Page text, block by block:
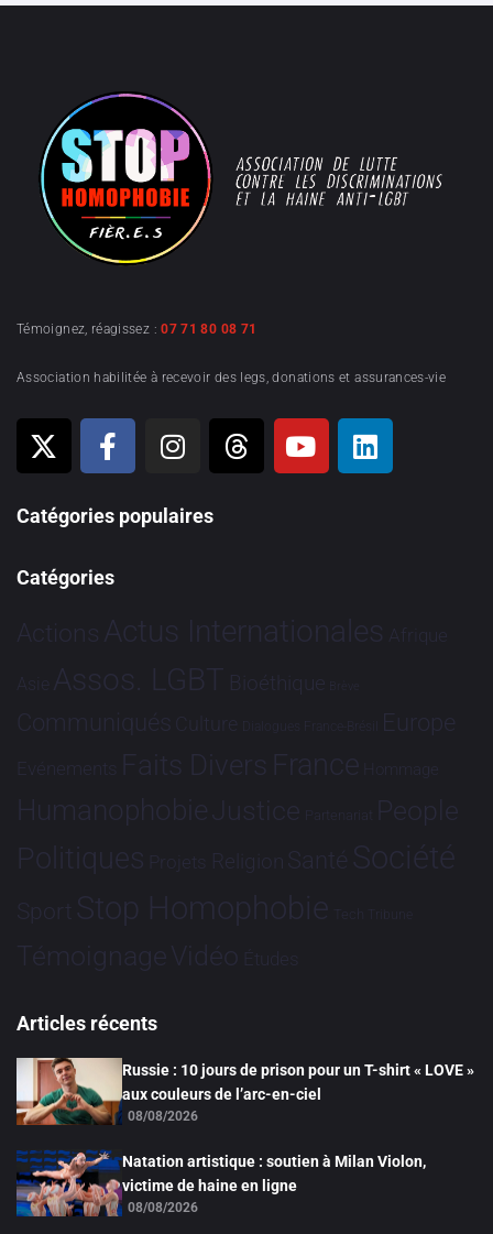
Témoignez, réagissez :07 71 80 08 71
Association habilitée à recevoir des legs, donations et assurances-vie
Catégories populaires
Catégories
Actions Actus Internationales Afrique
Asie Assos. LGBT Bioéthique Brève
Communiqués Culture Dialogues France-Brésil Europe
Evénements Faits Divers France Hommage
HumanophobieJustice Partenariat People
Politiques Projets Religion Santé Société
Sport Stop Homophobie Tech Tribune
TémoignageVidéo Études
Articles récents
Russie : 10 jours de prison pour un T-shirt « LOVE »
aux couleurs de l’arc-en-ciel
08/08/2026
Natation artistique : soutien à Milan Violon,
victime de haine en ligne
08/08/2026